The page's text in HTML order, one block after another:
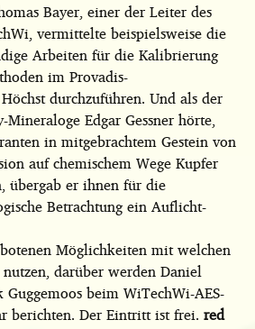
Bayer, einer der Leiter des
vermittelte beispielsweise die
Arbeiten für die Kalibrierung
im Provadis-
durchzuführen. Und als der
Edgar Gessner hörte,
in mitgebrachtem Gestein von
auf chemischem Wege Kupfer
übergab er ihnen für die
Betrachtung ein Auflicht-
Möglichkeiten mit welchen
darüber werden Daniel
beim WiTechWi-AES-
berichten. Der Eintritt ist frei. red